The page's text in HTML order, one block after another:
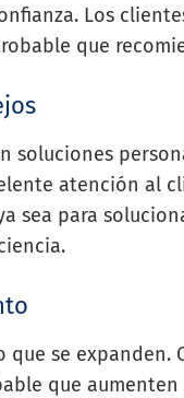
Los
que
soluciones
atención al
sea para
se expanden.
que aumenten